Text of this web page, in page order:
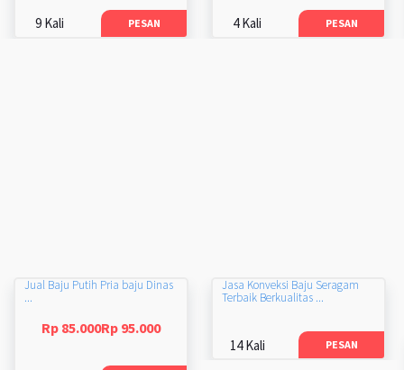
9 Kali PESAN 4 Kali PESAN
Jual Baju Putih Pria baju Dinas
...
Rp 85.000Rp 95.000
Jasa Konveksi Baju Seragam
Terbaik Berkualitas ...
14 Kali PESAN